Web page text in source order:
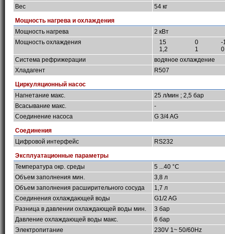
Вес
54 кг
Мощность нагрева и охлаждения
Мощность нагрева
2 кВт
Мощность охлаждения
15 0
-
1,2
1
Система рефрижерации
водяное охлаждение
Хладагент
R507
Циркуляционный насос
Нагнетание макс.
25 л/мин ; 2,5 бар
Всасывание макс.
-
Соединение насоса
G 3/4 AG
Соединения
Цифровой интерфейс
RS232
Эксплуатационные параметры
Температура окр. среды
5 ...40 °C
Объем заполнения мин.
3,8 л
Объем заполнения расширительного сосуда
1,7 л
Соединения охлаждающей воды
G1/2 AG
Разница в давлении охлаждающей воды мин.
3 бар
Давление охлаждающей воды макс.
6 бар
Электропитание
230V 1~ 50/60Hz